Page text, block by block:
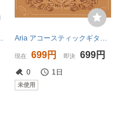
現在 699円 即決 699円
0 1日
未使用